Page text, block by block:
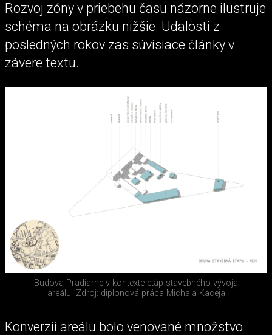
Rozvoj zóny v priebehu času názorne ilustruje
schéma na obrázku nižšie. Udalosti z
posledných rokov zas súvisiace články v
závere textu.
Budova Pradiarne v kontexte etáp stavebného vývoja
areálu Zdroj: diplonová práca Michala Kaceja
Konverzii areálu bolo venované množstvo